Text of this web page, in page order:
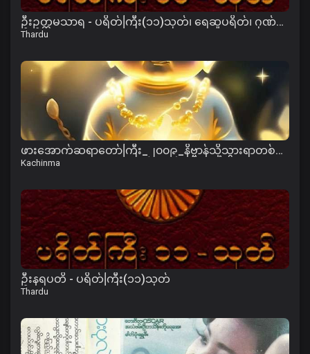
ဦးဥတ္တမသာရ - ပရိတ်ကြီး(၁၁)သုတ်၊ ရေဆူပရိတ်၊ ဂုဏ်တော်ကွန်ခြာ၊ ကမ္မဝါ
Thardu
ဖားအောက်ဆရာတော်ကြီး_၂၀၀၉_နိဗ္ဗာန်သို့သွားရာတစ်ကြောင်းတည်းသောလမ်း-အပိုင်း-၀၁.mp3
Kachinma
ဦးနရပတိ - ပရိတ်ကြီး(၁၁)သုတ်
Thardu